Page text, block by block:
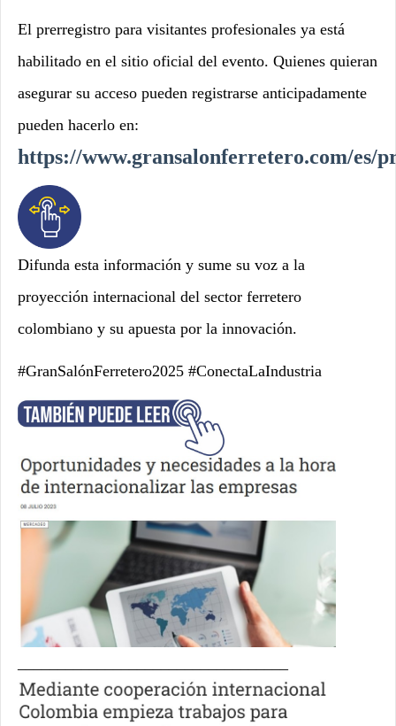
El prerregistro para visitantes profesionales ya está
habilitado en el sitio oficial del evento. Quienes quieran
asegurar su acceso pueden registrarse anticipadamente
pueden hacerlo en:
https://www.gransalonferretero.com/es/
Difunda esta información y sume su voz a la
proyección internacional del sector ferretero
colombiano y su apuesta por la innovación.
#GranSalónFerretero2025 #ConectaLaIndustria